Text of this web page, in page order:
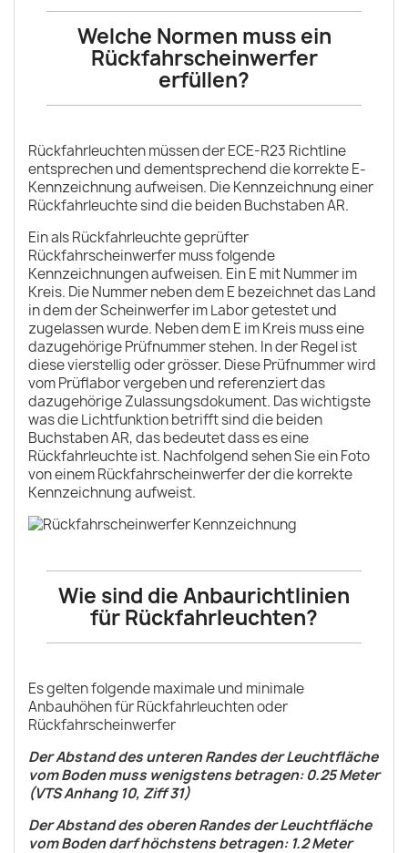
Welche Normen muss ein
Rückfahrscheinwerfer
erfüllen?
Rückfahrleuchten müssen der ECE-R23 Richtline
entsprechen und dementsprechend die korrekte E-
Kennzeichnung aufweisen. Die Kennzeichnung einer
Rückfahrleuchte sind die beiden Buchstaben AR.
Ein als Rückfahrleuchte geprüfter
Rückfahrscheinwerfer muss folgende
Kennzeichnungen aufweisen. Ein E mit Nummer im
Kreis. Die Nummer neben dem E bezeichnet das Land
in dem der Scheinwerfer im Labor getestet und
zugelassen wurde. Neben dem E im Kreis muss eine
dazugehörige Prüfnummer stehen. In der Regel ist
diese vierstellig oder grösser. Diese Prüfnummer wird
vom Prüflabor vergeben und referenziert das
dazugehörige Zulassungsdokument. Das wichtigste
was die Lichtfunktion betrifft sind die beiden
Buchstaben AR, das bedeutet dass es eine
Rückfahrleuchte ist. Nachfolgend sehen Sie ein Foto
von einem Rückfahrscheinwerfer der die korrekte
Kennzeichnung aufweist.
Wie sind die Anbaurichtlinien
für Rückfahrleuchten?
Es gelten folgende maximale und minimale
Anbauhöhen für Rückfahrleuchten oder
Rückfahrscheinwerfer
Der Abstand des unteren Randes der Leuchtfläche
vom Boden muss wenigstens betragen: 0.25 Meter
(VTS Anhang 10, Ziff 31)
Der Abstand des oberen Randes der Leuchtfläche
vom Boden darf höchstens betragen: 1.2 Meter